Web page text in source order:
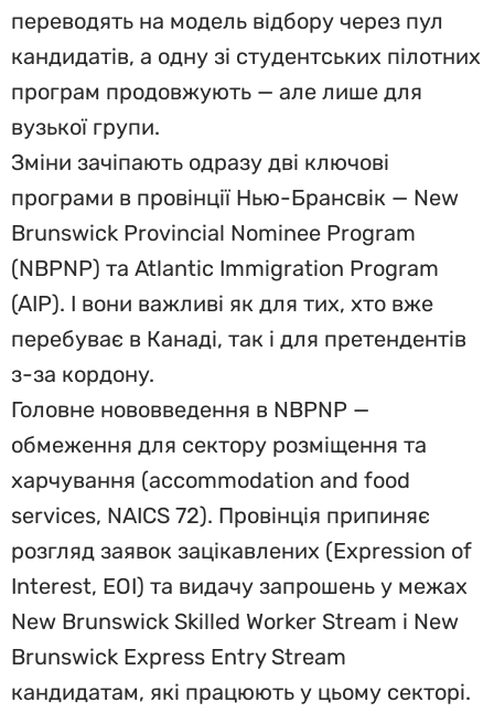
переводять на модель відбору через пул
кандидатів, а одну зі студентських пілотних
програм продовжують — але лише для
вузької групи.
Зміни зачіпають одразу дві ключові
програми в провінції Нью-Брансвік — New
Brunswick Provincial Nominee Program
(NBPNP) та Atlantic Immigration Program
(AIP). І вони важливі як для тих, хто вже
перебуває в Канаді, так і для претендентів
з-за кордону.
Головне нововведення в NBPNP —
обмеження для сектору розміщення та
харчування (accommodation and food
services, NAICS 72). Провінція припиняє
розгляд заявок зацікавлених (Expression of
Interest, EOI) та видачу запрошень у межах
New Brunswick Skilled Worker Stream і New
Brunswick Express Entry Stream
кандидатам, які працюють у цьому секторі.